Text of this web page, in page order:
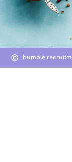
humble